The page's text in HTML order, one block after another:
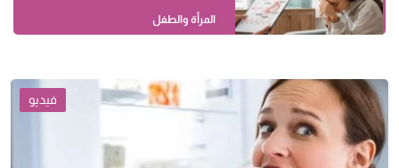
المرأة والطفل
فيديو